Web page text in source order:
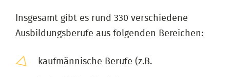
Insgesamt gibt es rund 330 verschiedene
Ausbildungsberufe aus folgenden Bereichen:
kaufmännische Berufe (z.B.